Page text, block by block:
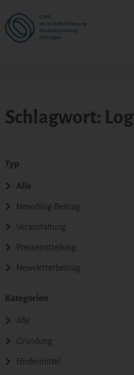
Schlagwort:
Typ
Alle
Newsblog-Beitrag
Veranstaltung
Pressemitteilung
Newsletterbeitrag
Kategorien
Alle
Gründung
Fördermittel